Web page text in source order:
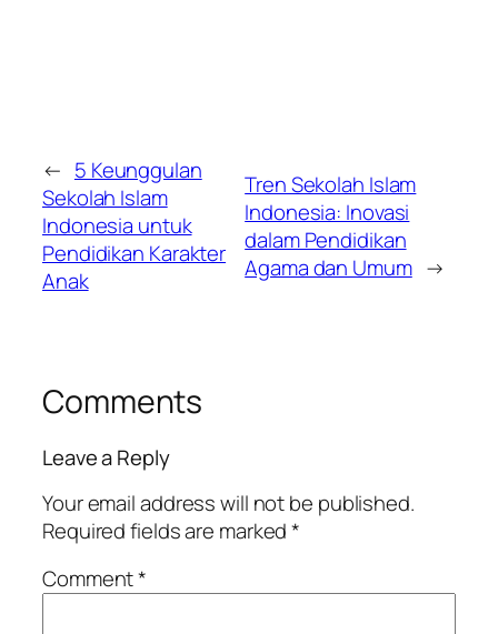
← 5 Keunggulan
Sekolah Islam
Indonesia untuk
Pendidikan Karakter
Anak
Tren Sekolah Islam
Indonesia: Inovasi
dalam Pendidikan
Agama dan Umum →
Comments
Leave a Reply
Your email address will not be published.
Required fields are marked*
Comment*